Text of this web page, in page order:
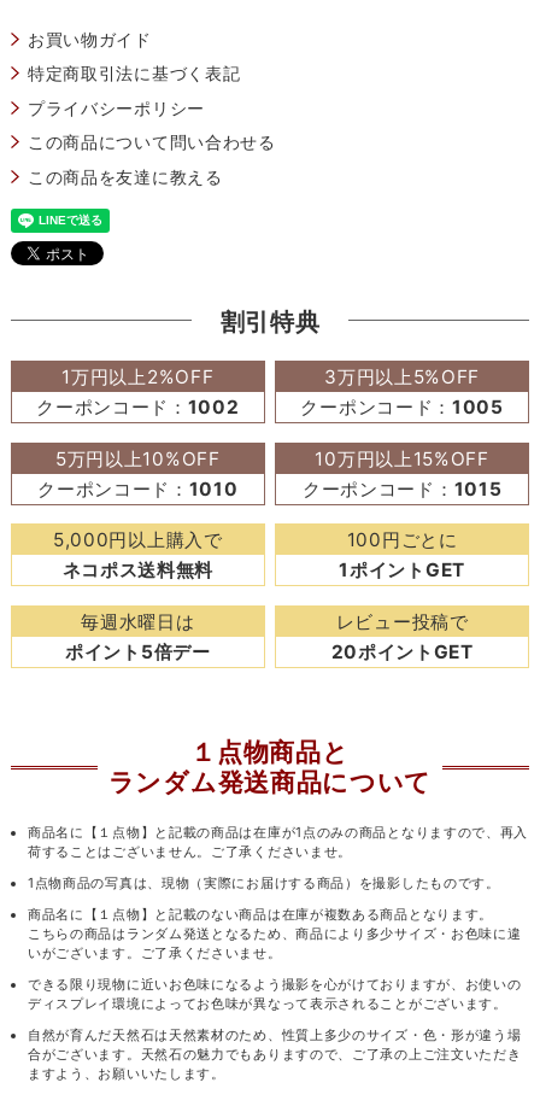
お買い物ガイド
特定商取引法に基づく表記
プライバシーポリシー
この商品について問い合わせる
この商品を友達に教える
割引特典
1万円以上2%OFF
クーポンコード： 1002
3万円以上5%OFF
クーポンコード：1005
5万円以上10%OFF
クーポンコード： 1010
10万円以上15%OFF
クーポンコード： 1015
5,000円以上購入で
ネコポス送料無料
100円ごとに
1ポイントGET
毎週水曜日は
ポイント5倍デー
レビュー投稿で
20ポイントGET
１点物商品と
ランダム発送商品について
商品名に【１点物】と記載の商品は在庫が1点のみの商品となりますので、再入
荷することはございません。ご了承くださいませ。
1点物商品の写真は、現物（実際にお届けする商品）を撮影したものです。
商品名に【１点物】と記載のない商品は在庫が複数ある商品となります。
こちらの商品はランダム発送となるため、商品により多少サイズ・お色味に違
いがございます。ご了承くださいませ。
できる限り現物に近いお色味になるよう撮影を心がけておりますが、お使いの
ディスプレイ環境によってお色味が異なって表示されることがございます。
自然が育んだ天然石は天然素材のため、性質上多少のサイズ・色・形が違う場
合がございます。天然石の魅力でもありますので、ご了承の上ご注文いただき
ますよう、お願いいたします。